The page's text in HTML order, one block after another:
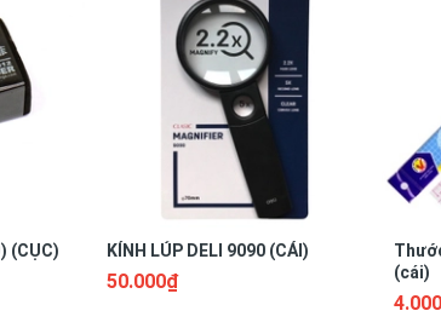
(CỤC) KÍNH LÚP DELI 9090 (CÁI)
50.000₫
(cái)